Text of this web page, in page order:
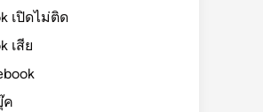
เปิดไม่ติด
เสีย
ค